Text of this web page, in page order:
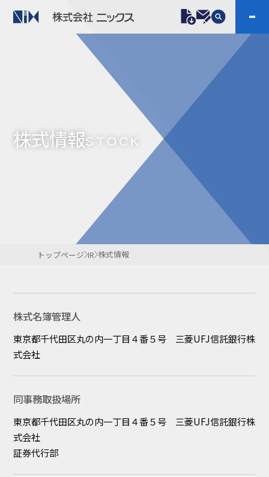
プラスチックファスナー 機構部品
ケーブルマーカー
樹脂継手、配管施工
防虫忌避製品ARINIX
プリント基板実装関連
会社案内
IR
お問い合わせ 開発・導入実績
よくあるご質問
ビリティ
査結果
針
株式情報STOCK
トップページ IR 株式情報
株式名簿管理人
東京都千代田区丸の内一丁目４番５号 三菱UFJ信託銀行株
式会社
同事務取扱場所
東京都千代田区丸の内一丁目４番５号 三菱UFJ信託銀行株
式会社
証券代行部